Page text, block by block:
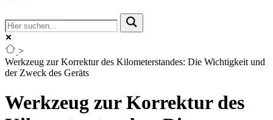
>
Werkzeug zur Korrektur des Kilometerstandes: Die Wichtigkeit und
der Zweck des Geräts
Werkzeug zur Korrektur des